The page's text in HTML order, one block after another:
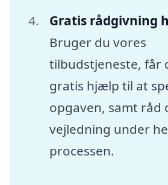
Gratis rådgivning
Bruger du vores
tilbudstjeneste, får
gratis hjælp til at
opgaven, samt råd
vejledning under
processen.